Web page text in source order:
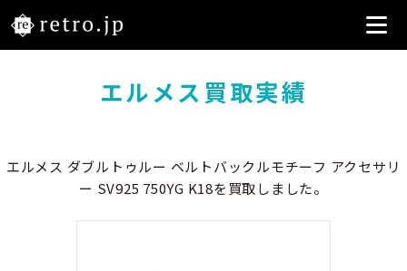
エルメス買取実績
エルメス ダブルトゥルー ベルトバックルモチーフ アクセサリ
ー SV925 750YG K18を買取しました。